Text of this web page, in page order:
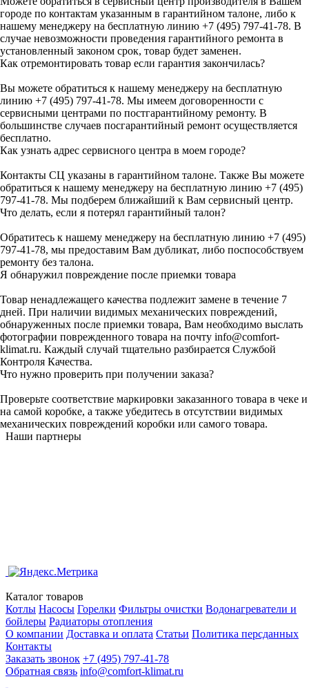
городе по контактам указанным в гарантийном талоне, либо к
нашему менеджеру на бесплатную линию +7 (495) 797-41-78. В
случае невозможности проведения гарантийного ремонта в
установленный законом срок, товар будет заменен.
Как отремонтировать товар если гарантия закончилась?
Вы можете обратиться к нашему менеджеру на бесплатную
линию +7 (495) 797-41-78. Мы имеем договоренности с
сервисными центрами по постгарантийному ремонту. В
большинстве случаев посгарантийный ремонт осуществляется
бесплатно.
Как узнать адрес сервисного центра в моем городе?
Контакты СЦ указаны в гарантийном талоне. Также Вы можете
обратиться к нашему менеджеру на бесплатную линию +7 (495)
797-41-78. Мы подберем ближайший к Вам сервисный центр.
Что делать, если я потерял гарантийный талон?
Обратитесь к нашему менеджеру на бесплатную линию +7 (495)
797-41-78, мы предоставим Вам дубликат, либо поспособствуем
ремонту без талона.
Я обнаружил повреждение после приемки товара
Товар ненадлежащего качества подлежит замене в течение 7
дней. При наличии видимых механических повреждений,
обнаруженных после приемки товара, Вам необходимо выслать
фотографии поврежденного товара на почту info@comfort-
klimat.ru. Каждый случай тщательно разбирается Службой
Контроля Качества.
Что нужно проверить при получении заказа?
Проверьте соответствие маркировки заказанного товара в чеке и
на самой коробке, а также убедитесь в отсутствии видимых
механических повреждений коробки или самого товара.
Наши партнеры
Каталог товаров
Котлы Насосы Горелки Фильтры очистки Водонагреватели и
бойлеры Радиаторы отопления
О компании Доставка и оплата Статьи Политика персданных
Контакты
Заказать звонок +7 (495) 797-41-78
Обратная связь info@comfort-klimat.ru